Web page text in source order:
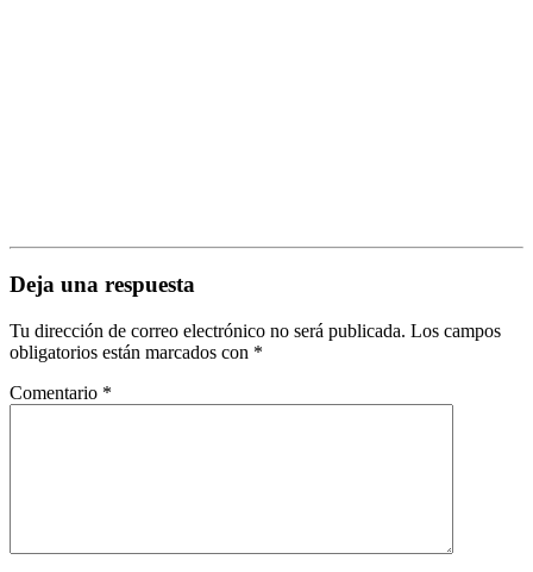
Deja una respuesta
Tu dirección de correo electrónico no será publicada. Los campos
obligatorios están marcados con *
Comentario *